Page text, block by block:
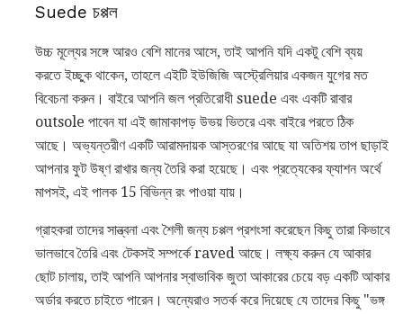
Suede চপ্পল
উচ্চ মূল্যের সঙ্গে আরও বেশি মানের আসে, তাই আপনি যদি একটু বেশি ব্যয়
করতে ইচ্ছুক থাকেন, তাহলে এইটি ইউজিজি অস্ট্রেলিয়ার একজন যুগের মত
বিবেচনা করুন। বাইরে আপনি জল প্রতিরোধী suede এবং একটি রাবার
outsole পাবেন যা এই জামাকাপড় উভয় ভিতরে এবং বাইরে পরতে ঠিক
আছে। অভ্যন্তরীণ একটি আরামদায়ক আস্তরণের আছে যা অতিশয় তাপ ছাড়াই
আপনার ফুট উষ্ণ রাখার জন্য তৈরি করা হয়েছে। এবং প্রত্যেকের ফ্যাশন অর্থে
মাপসই, এই পালক 15 বিভিন্ন রং পাওয়া যায়।
গ্রাহকরা তাদের সান্ত্বনা এবং শৈলী জন্য চপ্পল প্রশংসা করেছেন কিছু তারা কিভাবে
ভালভাবে তৈরি এবং টেকসই সম্পর্কে raved আছে। লক্ষ্য করুন যে আকার
ছোট চালায়, তাই আপনি আপনার স্বাভাবিক জুতা আকারের চেয়ে বড় একটি আকার
অর্ডার করতে চাইতে পারেন। অন্যেরাও সতর্ক করে দিয়েছে যে তাদের কিছু "ভঙ্গ